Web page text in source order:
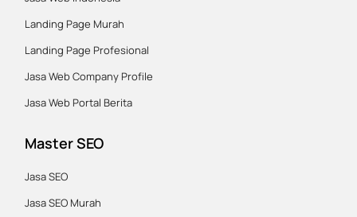
Landing Page Murah
Landing Page Profesional
Jasa Web Company Profile
Jasa Web Portal Berita
Master SEO
Jasa SEO
Jasa SEO Murah